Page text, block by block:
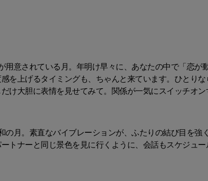
用意されている月。年明け早々に、あなたの中で「恋が
を上げるタイミングも、ちゃんと来ています。ひとり
け大胆に表情を見せてみて。関係が一気にスイッチオン
月。素直なバイブレーションが、ふたりの結び目を強
トナーと同じ景色を見に行くように、会話もスケジュー